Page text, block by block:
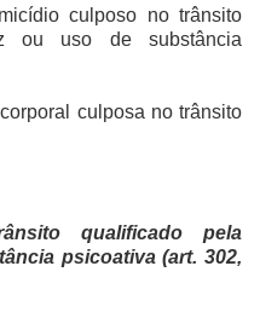
culposo no trânsito
ou uso de substância
culposa no trânsito
qualificado pela
psicoativa (art. 302,